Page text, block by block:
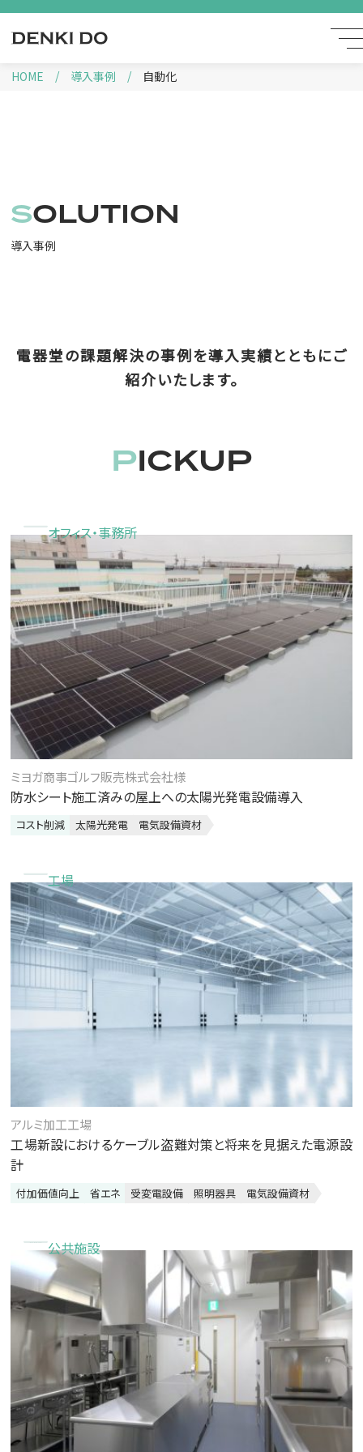
HOME 導入事例 自動化
SOLUTION
導入事例
電器堂の課題解決の事例を導入実績とともにご
紹介いたします。
PICKUP
オフィス・事務所
ミヨガ商事ゴルフ販売株式会社様
防水シート施工済みの屋上への太陽光発電設備導入
コスト削減 太陽光発電 電気設備資材
工場
アルミ加工工場
工場新設におけるケーブル盗難対策と将来を見据えた電源設
計
付加価値向上 省エネ 受変電設備 照明器具 電気設備資材
公共施設